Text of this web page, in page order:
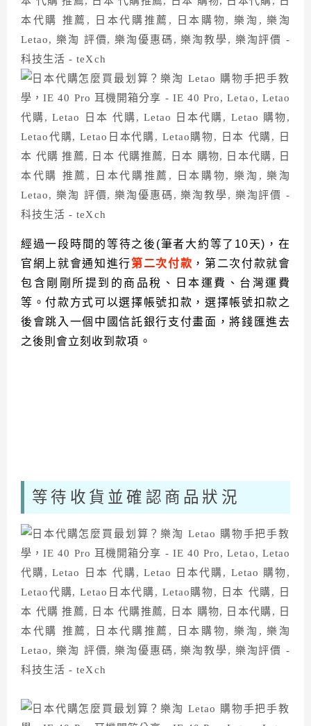
經過一段時間的等待之後 (筆者大約等了 10天) ，在
官網上就會通知進行第二次付款 ，第二次付款就會
包含剛剛所提到的商品稅、日本運費、台灣運費
等。付款方式可以選擇帳號扣款，選擇帳號扣款之
後會跳入一個中國信託銀行支付畫面，將錢匯進去
之後則會立刻收到款項。
等待收貨並確認商品狀況